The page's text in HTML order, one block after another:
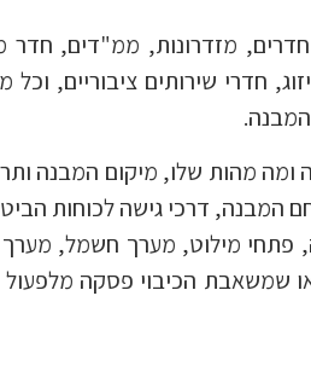
מזדרונות, ממ"דים, חדר
חדרי שירותים ציבוריים,
מהות שלו, מיקום המבנה
המבנה, דרכי גישה לכוחות
פתחי מילוט, מערך חשמל,
הכיבוי פסקה מלפעול